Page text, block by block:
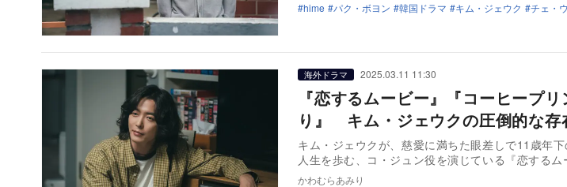
hime
パク・ボヨン 韓国ドラマ キム・ジェウク チェ・
海外ドラマ 2025.03.11 11:30
『恋するムービー』『コーヒープ
り』 キム・ジェウクの圧倒的な存
キム・ジェウクが、慈愛に満ちた眼差しで11歳年
人生を歩む、コ・ジュン役を演じている『恋する
かわむらあみり